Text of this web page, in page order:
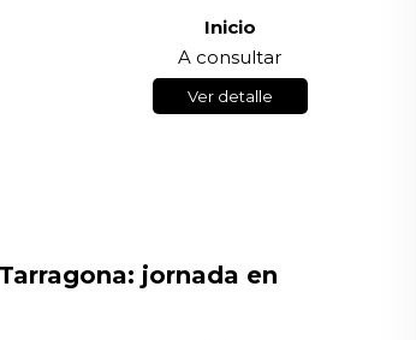
Inicio
A consultar
Ver detalle
jornada en